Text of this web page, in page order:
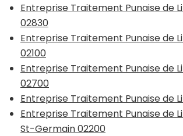
Entreprise Traitement Punaise de
02830
Entreprise Traitement Punaise de
02100
Entreprise Traitement Punaise de
02700
Entreprise Traitement Punaise de
Entreprise Traitement Punaise de
St-Germain 02200